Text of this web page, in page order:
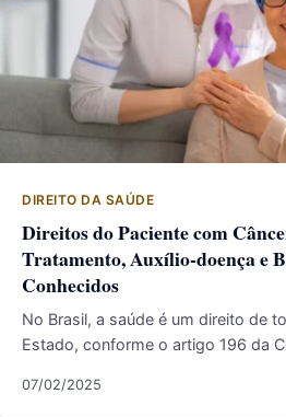
DIREITO DA SAÚDE
Direitos do Paciente com
Tratamento, Auxílio‐doença e
Conhecidos
No Brasil, a saúde é um direito de
Estado, conforme o artigo 196 da
07/02/2025